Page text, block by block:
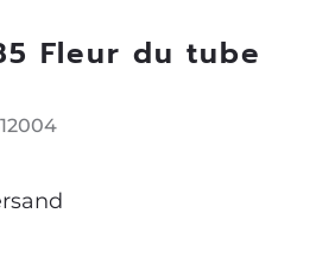
Fleur du tube